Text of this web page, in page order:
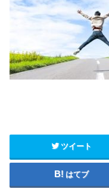
ツイート
はてブ